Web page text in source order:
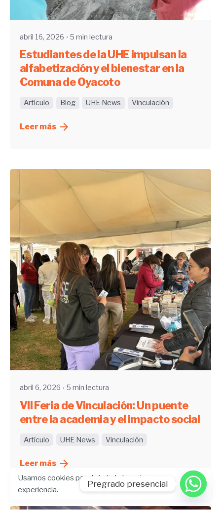
UHE
abril 16, 2026 5 min lectura
Estudiantes de la UHE impulsan la
alfabetización y el bienestar en la
Comuna de Oyacoto
Artículo Blog UHE News Vinculación
Leer más
Enviado por
UHE
abril 6, 2026 5 min lectura
VII Feria de Vinculación: Un puente
entre la academia y el impacto social
Artículo UHE News Vinculación
Leer más
Usamos cookies para brindarle la mejor
experiencia.
Pregrado presencial